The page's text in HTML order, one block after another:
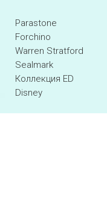
Parastone
Forchino
Warren Stratford
Sealmark
Коллекция ED
Disney